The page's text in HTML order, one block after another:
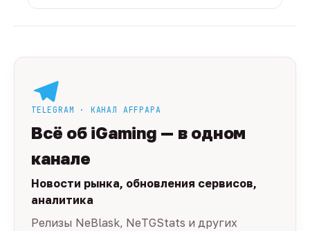
TELEGRAM · КАНАЛ AFFPAPA
Всё об iGaming — в одном
канале
Новости рынка, обновления сервисов,
аналитика
Релизы NeBlask, NeTGStats и других